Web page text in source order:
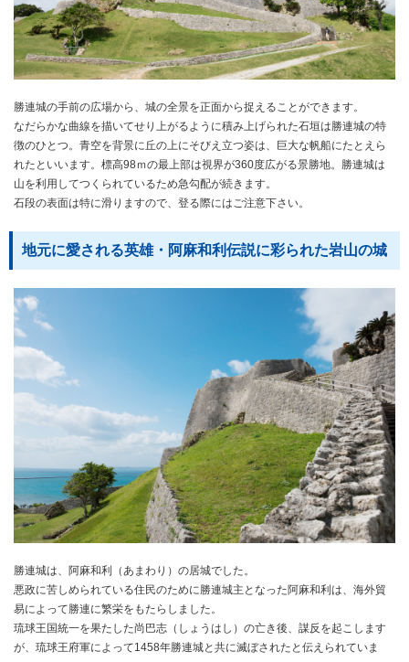
勝連城の手前の広場から、城の全景を正面から捉えることができます。
なだらかな曲線を描いてせり上がるように積み上げられた石垣は勝連城の特
徴のひとつ。青空を背景に丘の上にそびえ立つ姿は、巨大な帆船にたとえら
れたといいます。標高98ｍの最上部は視界が360度広がる景勝地。勝連城は
山を利用してつくられているため急勾配が続きます。
石段の表面は特に滑りますので、登る際にはご注意下さい。
地元に愛される英雄・阿麻和利伝説に彩られた岩山の城
勝連城は、阿麻和利（あまわり）の居城でした。
悪政に苦しめられている住民のために勝連城主となった阿麻和利は、海外貿
易によって勝連に繁栄をもたらしました。
琉球王国統一を果たした尚巴志（しょうはし）の亡き後、謀反を起こします
が、琉球王府軍によって1458年勝連城と共に滅ぼされたと伝えられていま